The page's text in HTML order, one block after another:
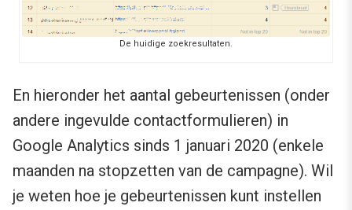
De huidige zoekresultaten.
En hieronder het aantal gebeurtenissen (onder
andere ingevulde contactformulieren) in
Google Analytics sinds 1 januari 2020 (enkele
maanden na stopzetten van de campagne). Wil
je weten hoe je gebeurtenissen kunt instellen